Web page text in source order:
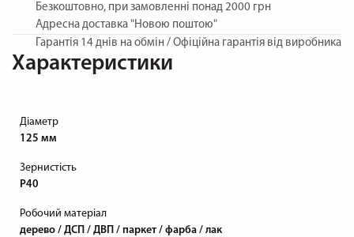
Безкоштовно, при замовленні понад 2000 грн
Адресна доставка "Новою поштою"
Гарантія 14 днів на обмін / Офіційна гарантія від виробника
Характеристики
Діаметр
125 мм
Зернистість
P40
Робочий матеріал
дерево / ДСП / ДВП / паркет / фарба / лак